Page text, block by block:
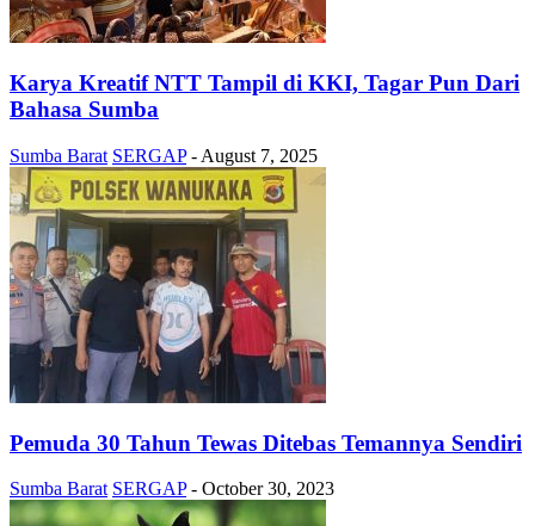
Karya Kreatif NTT Tampil di KKI, Tagar Pun Dari
Bahasa Sumba
Sumba Barat SERGAP - August 7, 2025
Pemuda 30 Tahun Tewas Ditebas Temannya Sendiri
Sumba Barat SERGAP - October 30, 2023